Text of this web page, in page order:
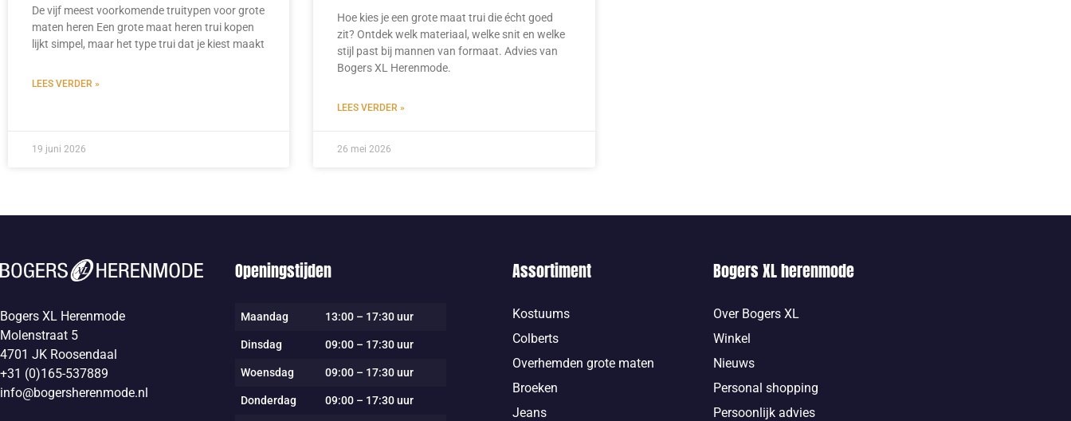
De vijf meest voorkomende truitypen voor grote
maten heren Een grote maat heren trui kopen
lijkt simpel, maar het type trui dat je kiest maakt
LEES VERDER »
19 juni 2026
Hoe kies je een grote maat trui die écht goed
zit? Ontdek welk materiaal, welke snit en welke
stijl past bij mannen van formaat. Advies van
Bogers XL Herenmode.
LEES VERDER »
26 mei 2026
Bogers XL Herenmode
Molenstraat 5
4701 JK Roosendaal
+31 (0)165-537889
info@bogersherenmode.nl
Openingstijden
Maandag 13:00 – 17:30 uur
Dinsdag 09:00 – 17:30 uur
Woensdag 09:00 – 17:30 uur
Donderdag 09:00 – 17:30 uur
Assortiment
Kostuums
Colberts
Overhemden grote maten
Broeken
Jeans
Bogers XL herenmode
Over Bogers XL
Winkel
Nieuws
Personal shopping
Persoonlijk advies